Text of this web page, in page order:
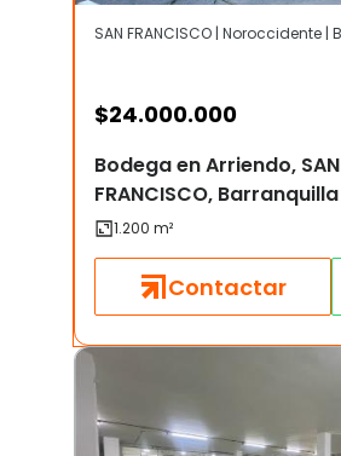
$24.000.000
Bodega en Arriendo, SAN
FRANCISCO, Barranquilla
Contactar